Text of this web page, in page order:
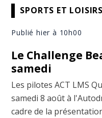
SPORTS ET LOISIRS
Publié hier à 10h00
Le Challenge
samedi
Les pilotes ACT LMS
samedi 8 août à
cadre de la